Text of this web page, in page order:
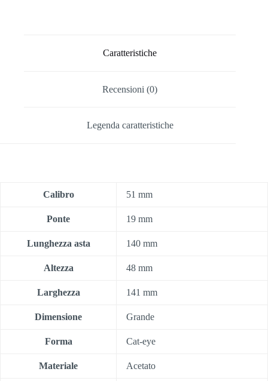
Caratteristiche
Recensioni (0)
Legenda caratteristiche
Calibro 51 mm
Ponte 19 mm
Lunghezza asta 140 mm
Altezza 48 mm
Larghezza 141 mm
Dimensione Grande
Forma Cat-eye
Materiale Acetato